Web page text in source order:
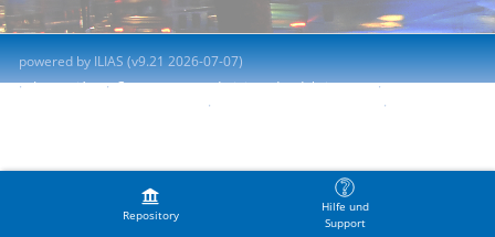
Repository
Hilfe und
Support
powered by ILIAS (v9.21 2026-07-07)
Impresión
Contactar con administrador del sistema